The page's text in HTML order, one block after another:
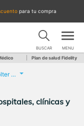
para tu compra
BUSCAR MENU
Plan de salud Fidelity
Holter ECG
clínicas y